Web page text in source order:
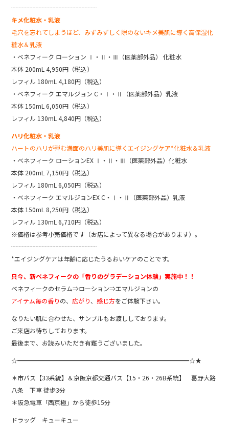
┈┈┈┈┈┈┈┈┈┈┈┈┈┈
キメ化粧水・乳液
毛穴を忘れてしまうほど、みずみずしく隙のないキメ美肌に導く高保湿化
粧水＆乳液
・ベネフィーク ローション Ⅰ・Ⅱ・Ⅲ（医薬部外品） 化粧水
本体 200mL 4,950円（税込）
レフィル 180mL 4,180円（税込）
・ベネフィーク エマルジョン C・Ⅰ・Ⅱ（医薬部外品）乳液
本体 150mL 6,050円（税込）
レフィル 130mL 4,840円（税込）
ハリ化粧水・乳液
ハートのハリが弾む満面のハリ美肌に導くエイジングケア*化粧水＆乳液
・ベネフィーク ローションEX Ⅰ・Ⅱ・Ⅲ（医薬部外品）化粧水
本体 200mL 7,150円（税込）
レフィル 180mL 6,050円（税込）
・ベネフィーク エマルジョンEX C・Ⅰ・Ⅱ（医薬部外品）乳液
本体 150mL 8,250円（税込）
レフィル 130mL 6,710円（税込）
※価格は参考小売価格です（お店によって異なる場合があります）。
┈┈┈┈┈┈┈┈┈┈┈┈┈┈
*エイジングケアは年齢に応じたうるおいケアのことです。
只今、新ベネフィークの「香りのグラデーション体験」実施中！！
ベネフィークのセラム⇒ローション⇒エマルジョンの
アイテム毎の香りの、 広がり、感じ方をご体験下さい。
なりたい肌に合わせた、サンプルもお渡ししております。
ご来店お待ちしております。
最後まで、お読みいただき有難うございました。
☆━━━━━━━━━━━━━━━━━━━━━━━━━━━━☆★
＊市バス【33系統】＆京阪京都交通バス【15・26・26B系統】 葛野大路
八条 下車 徒歩3分
＊阪急電車「西京極」から徒歩15分
ドラッグ キューキュー